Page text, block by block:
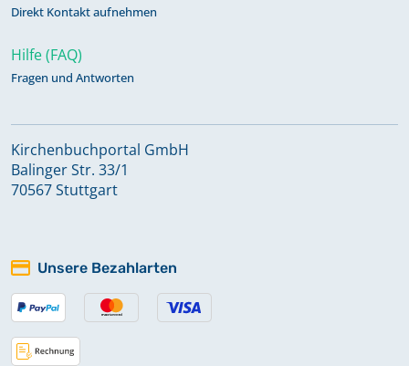
Konfirmationen 2005 - 2023
Keine verfügbaren Digitalisate
Keine verfügbaren Digitalisate
Taufen 2009 - 2023
Trauungen 1968 - 1989
Keine verfügbaren Digitalisate
Trauungen 1990 - 2023
Direkt Kontakt aufnehmen
Hilfe (FAQ)
Fragen und Antworten
Kirchenbuchportal GmbH
Balinger Str. 33/1
70567 Stuttgart
Unsere Bezahlarten